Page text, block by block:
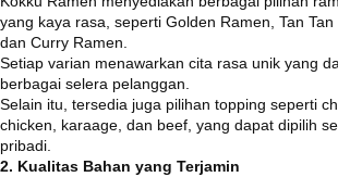
yang kaya rasa, seperti Golden Ramen, Tan Tan
dan Curry Ramen.
Setiap varian menawarkan cita rasa unik yang
berbagai selera pelanggan.
Selain itu, tersedia juga pilihan topping seperti
chicken, karaage, dan beef, yang dapat dipilih
pribadi.
2. Kualitas Bahan yang Terjamin